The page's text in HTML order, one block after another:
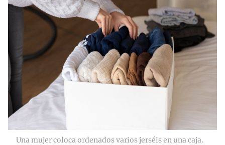
Una mujer coloca ordenados varios jerséis en una caja.